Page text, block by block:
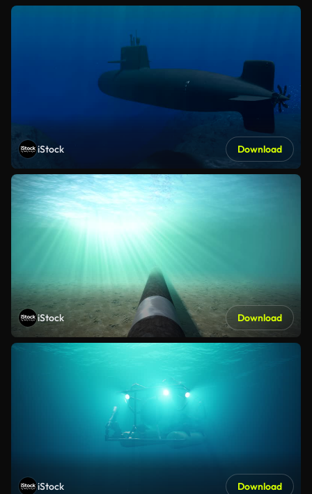
iStock Download
iStock Download
iStock Download